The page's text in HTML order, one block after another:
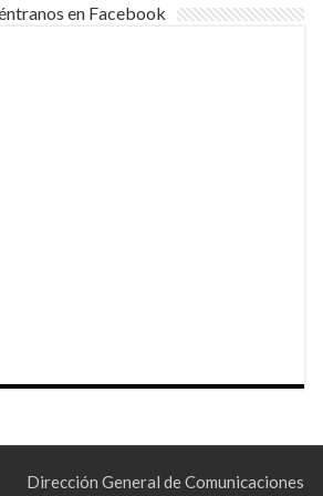
en Facebook
Dirección General de Comunicaciones